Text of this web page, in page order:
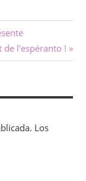
l’espéranto !
Los